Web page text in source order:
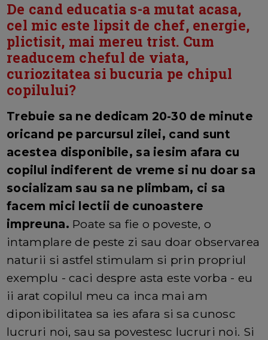
De cand educatia s-a mutat acasa,
cel mic este lipsit de chef, energie,
plictisit, mai mereu trist. Cum
readucem cheful de viata,
curiozitatea si bucuria pe chipul
copilului?
Trebuie sa ne dedicam 20-30 de minute
oricand pe parcursul zilei, cand sunt
acestea disponibile, sa iesim afara cu
copilul indiferent de vreme si nu doar sa
socializam sau sa ne plimbam, ci sa
facem mici lectii de cunoastere
impreuna. Poate sa fie o poveste, o
intamplare de peste zi sau doar observarea
naturii si astfel stimulam si prin propriul
exemplu - caci despre asta este vorba - eu
ii arat copilul meu ca inca mai am
diponibilitatea sa ies afara si sa cunosc
lucruri noi, sau sa povestesc lucruri noi. Si